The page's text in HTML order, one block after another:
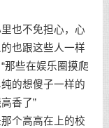
也不免担心，心
也跟这些人一样
那些在娱乐圈摸爬
的想傻子一样的
香了”
个高高在上的校